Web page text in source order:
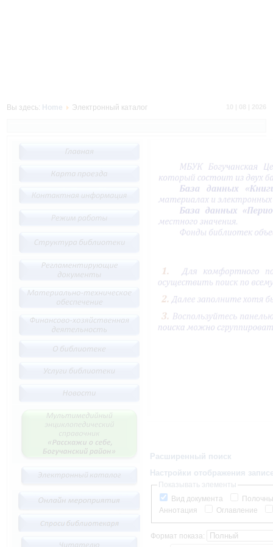
Вы здесь: Home Электронный каталог
Расширенный поиск
Настройки отображения
Показывать элементы
Вид документа
Аннотация
Оглавление
Формат показа: